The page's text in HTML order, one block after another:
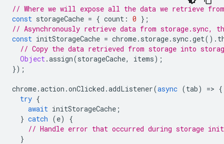
// Where we will expose all the data we retrieve
const storageCache = { count : 0 };
// Asynchronously retrieve data from storage.sync,
const initStorageCache = chrome. storage. sync.get().
// Copy the data retrieved from storage into
Object.assign(storageCache, items);
});
chrome.action .onClicked .addListener(async (tab) => {
try {
await initStorageCache ;
} catch (e)
{
// Handle error that occurred during storage
}